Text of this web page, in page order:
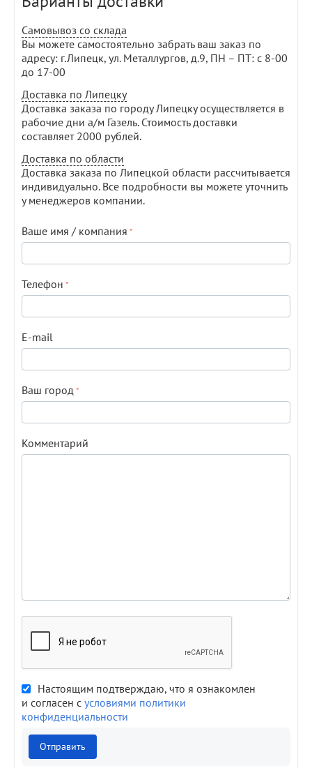
Самовывоз со склада
Вы можете самостоятельно забрать ваш заказ по
адресу: г.Липецк, ул. Металлургов, д.9, ПН – ПТ: с 8-00
до 17-00
Доставка по Липецку
Доставка заказа по городу Липецку осуществляется в
рабочие дни а/м Газель. Стоимость доставки
составляет 2000 рублей.
Доставка по области
Доставка заказа по Липецкой области рассчитывается
индивидуально. Все подробности вы можете уточнить
у менеджеров компании.
Ваше имя / компания
Телефон
E-mail
Ваш город
Комментарий
Настоящим подтверждаю, что я ознакомлен
и согласен с условиями политики
конфиденциальности
Отправить